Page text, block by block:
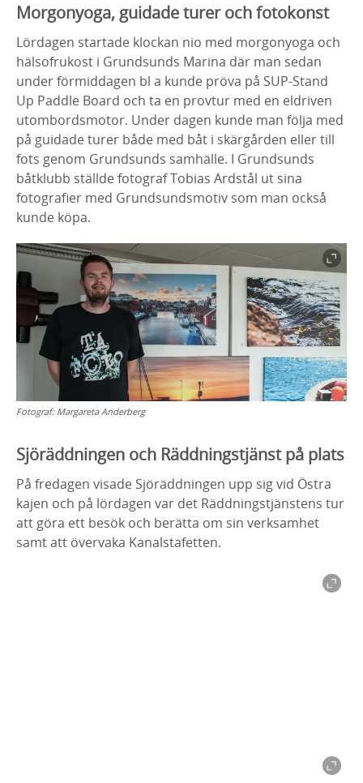
Morgonyoga, guidade turer och fotokonst
Lördagen startade klockan nio med morgonyoga och
hälsofrukost i Grundsunds Marina där man sedan
under förmiddagen bl a kunde pröva på SUP-Stand
Up Paddle Board och ta en provtur med en eldriven
utombordsmotor. Under dagen kunde man följa med
på guidade turer både med båt i skärgården eller till
fots genom Grundsunds samhälle. I Grundsunds
båtklubb ställde fotograf Tobias Ardstål ut sina
fotografier med Grundsundsmotiv som man också
kunde köpa.
Fotograf: Margareta Anderberg
Sjöräddningen och Räddningstjänst på plats
På fredagen visade Sjöräddningen upp sig vid Östra
kajen och på lördagen var det Räddningstjänstens tur
att göra ett besök och berätta om sin verksamhet
samt att övervaka Kanalstafetten.